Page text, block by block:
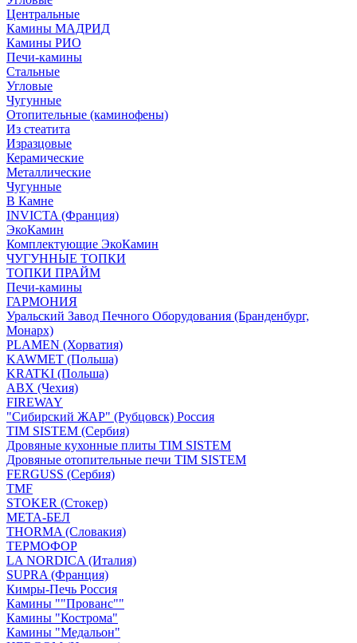
Центральные
Камины МАДРИД
Камины РИО
Печи-камины
Стальные
Угловые
Чугунные
Отопительные (каминофены)
Из стеатита
Изразцовые
Керамические
Металлические
Чугунные
В Камне
INVICTA (Франция)
ЭкоКамин
Комплектующие ЭкоКамин
ЧУГУННЫЕ ТОПКИ
ТОПКИ ПРАЙМ
Печи-камины
ГАРМОНИЯ
Уральский Завод Печного Оборудования (Бранденбург,
Монарх)
PLAMEN (Хорватия)
KAWMET (Польша)
KRATKI (Польша)
ABX (Чехия)
FIREWAY
"Сибирский ЖАР" (Рубцовск) Россия
TIM SISTEM (Сербия)
Дровяные кухонные плиты TIM SISTEM
Дровяные отопительные печи TIM SISTEM
FERGUSS (Сербия)
TMF
STOKER (Стокер)
МЕТА-БЕЛ
THORMA (Словакия)
ТЕРМОФОР
LA NORDICA (Италия)
SUPRA (Франция)
Кимры-Печь Россия
Камины ""Прованс""
Камины "Кострома"
Камины "Медальон"